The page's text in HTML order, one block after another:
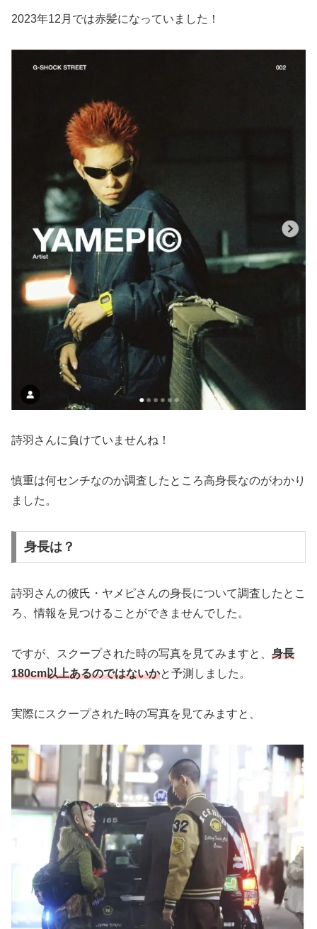
2023年12月では赤髪になっていました！
詩羽さんに負けていませんね！
慎重は何センチなのか調査したところ高身長なのがわかり
ました。
身長は？
詩羽さんの彼氏・ヤメピさんの身長について調査したとこ
ろ、情報を見つけることができませんでした。
ですが、スクープされた時の写真を見てみますと、 身長
180cm以上あるのではないかと予測しました。
実際にスクープされた時の写真を見てみますと、